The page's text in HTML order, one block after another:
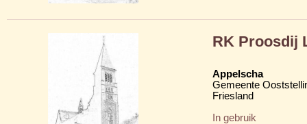
RK Proosdij
Appelscha
Gemeente
Friesland
In gebruik